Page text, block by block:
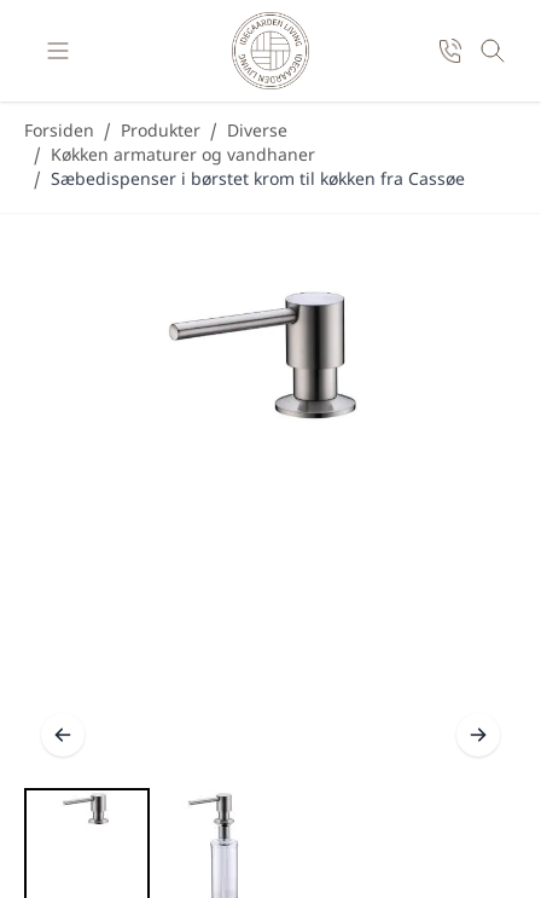
Forsiden / Produkter / Diverse
/ Køkken armaturer og vandhaner
/ Sæbedispenser i børstet krom til køkken fra Cassøe